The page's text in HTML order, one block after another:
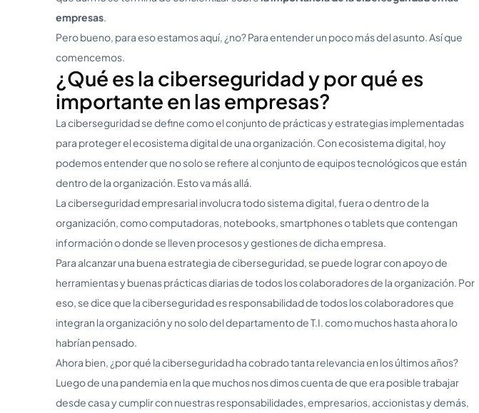
empresas.
Pero bueno, para eso estamos aquí, ¿no? Para entender un poco más del asunto. Así que
comencemos.
¿Qué es la ciberseguridad y por qué es
importante en las empresas?
La ciberseguridad se define como el conjunto de prácticas y estrategias implementadas
para proteger el ecosistema digital de una organización. Con ecosistema digital, hoy
podemos entender que no solo se refiere al conjunto de equipos tecnológicos que están
dentro de la organización. Esto va más allá.
La ciberseguridad empresarial involucra todo sistema digital, fuera o dentro de la
organización, como computadoras, notebooks, smartphones o tablets que contengan
información o donde se lleven procesos y gestiones de dicha empresa.
Para alcanzar una buena estrategia de ciberseguridad, se puede lograr con apoyo de
herramientas y buenas prácticas diarias de todos los colaboradores de la organización. Por
eso, se dice que la ciberseguridad es responsabilidad de todos los colaboradores que
integran la organización y no solo del departamento de T.I. como muchos hasta ahora lo
habrían pensado.
Ahora bien, ¿por qué la ciberseguridad ha cobrado tanta relevancia en los últimos años?
Luego de una pandemia en la que muchos nos dimos cuenta de que era posible trabajar
desde casa y cumplir con nuestras responsabilidades, empresarios, accionistas y demás,